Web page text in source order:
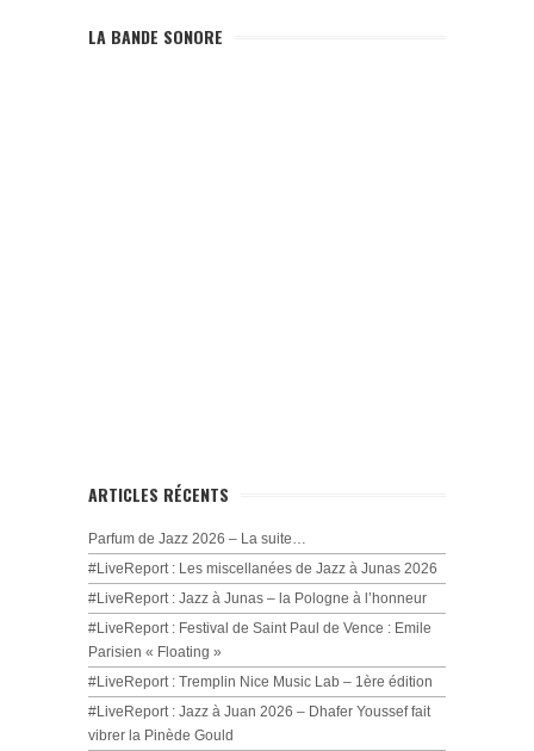
LA BANDE SONORE
ARTICLES RÉCENTS
Parfum de Jazz 2026 – La suite…
#LiveReport : Les miscellanées de Jazz à Junas 2026
#LiveReport : Jazz à Junas – la Pologne à l’honneur
#LiveReport : Festival de Saint Paul de Vence : Emile
Parisien « Floating »
#LiveReport : Tremplin Nice Music Lab – 1ère édition
#LiveReport : Jazz à Juan 2026 – Dhafer Youssef fait
vibrer la Pinède Gould